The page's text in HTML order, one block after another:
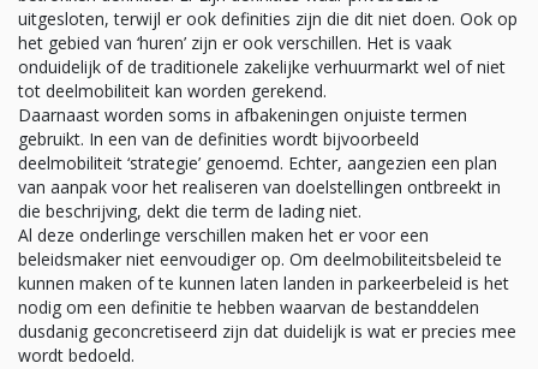
uitgesloten, terwijl er ook definities zijn die dit niet doen. Ook op
het gebied van ‘huren’ zijn er ook verschillen. Het is vaak
onduidelijk of de traditionele zakelijke verhuurmarkt wel of niet
tot deelmobiliteit kan worden gerekend.
Daarnaast worden soms in afbakeningen onjuiste termen
gebruikt. In een van de definities wordt bijvoorbeeld
deelmobiliteit ‘strategie’ genoemd. Echter, aangezien een plan
van aanpak voor het realiseren van doelstellingen ontbreekt in
die beschrijving, dekt die term de lading niet.
Al deze onderlinge verschillen maken het er voor een
beleidsmaker niet eenvoudiger op. Om deelmobiliteitsbeleid te
kunnen maken of te kunnen laten landen in parkeerbeleid is het
nodig om een definitie te hebben waarvan de bestanddelen
dusdanig geconcretiseerd zijn dat duidelijk is wat er precies mee
wordt bedoeld.